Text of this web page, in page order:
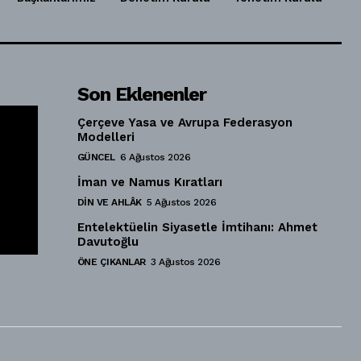
Son Eklenenler
Çerçeve Yasa ve Avrupa Federasyon
Modelleri
GÜNCEL 6 Ağustos 2026
İman ve Namus Kıratları
DIN VE AHLÂK 5 Ağustos 2026
Entelektüelin Siyasetle İmtihanı: Ahmet
Davutoğlu
ÖNE ÇIKANLAR 3 Ağustos 2026